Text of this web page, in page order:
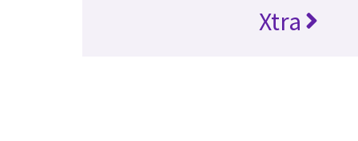
Xtra